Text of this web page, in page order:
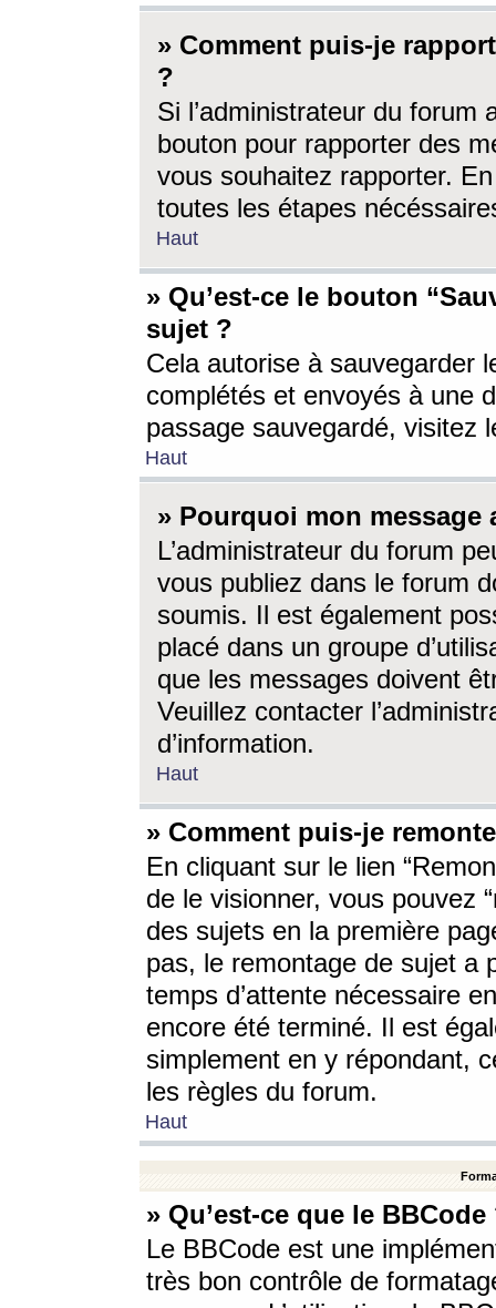
» Comment puis-je
?
Si l’administrateur du forum
bouton pour rapporter des
vous souhaitez rapporter.
toutes les étapes
Haut
» Qu’est-ce le bouton
sujet ?
Cela autorise à sauvegarder
complétés et envoyés à une
passage sauvegardé, visitez
Haut
» Pourquoi mon message
L’administrateur du forum
vous publiez dans le forum
soumis. Il est également
placé dans un groupe
que les messages doivent
Veuillez contacter
d’information.
Haut
» Comment puis-je
En cliquant sur le lien
de le visionner, vous pouvez
des sujets en la première
pas, le remontage de sujet a
temps d’attente nécessaire
encore été terminé. Il est
simplement en y répondant,
les règles du forum.
Haut
» Qu’est-ce que le BBCode
Le BBCode est une
très bon contrôle de